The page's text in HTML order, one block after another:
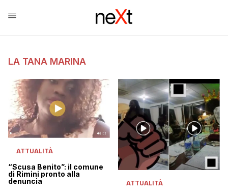
LA TANA MARINA
ATTUALITÀ
“Scusa Benito”: il comune
di Rimini pronto alla
denuncia
ATTUALITÀ